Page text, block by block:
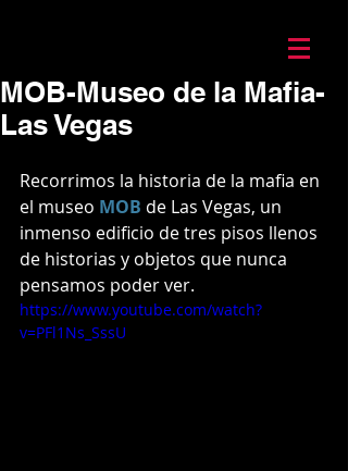
MOB-Museo de la Mafia-
Las Vegas
Recorrimos la historia de la mafia en
el museo MOB de Las Vegas, un
inmenso edificio de tres pisos llenos
de historias y objetos que nunca
pensamos poder ver.
https://www.youtube.com/watch?
v=PFl1Ns_SssU